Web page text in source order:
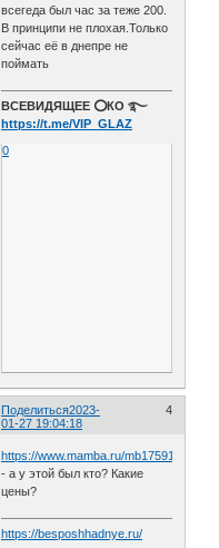
всегеда был час за теже 200.
В принципи не плохая.Только
сейчас её в днепре не
поймать
ВСЕВИДЯЩЕЕ ⭕️КО ࿐
https://t.me/VIP_GLAZ
0
Поделиться 4
2023-
01-27 19:04:18
https://www.mamba.ru/mb1759131029
- а у этой был кто? Какие
цены?
https://besposhhadnye.ru/